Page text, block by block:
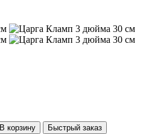
В корзину
Быстрый заказ